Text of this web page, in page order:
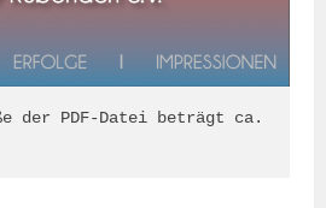
der PDF-Datei beträgt ca.